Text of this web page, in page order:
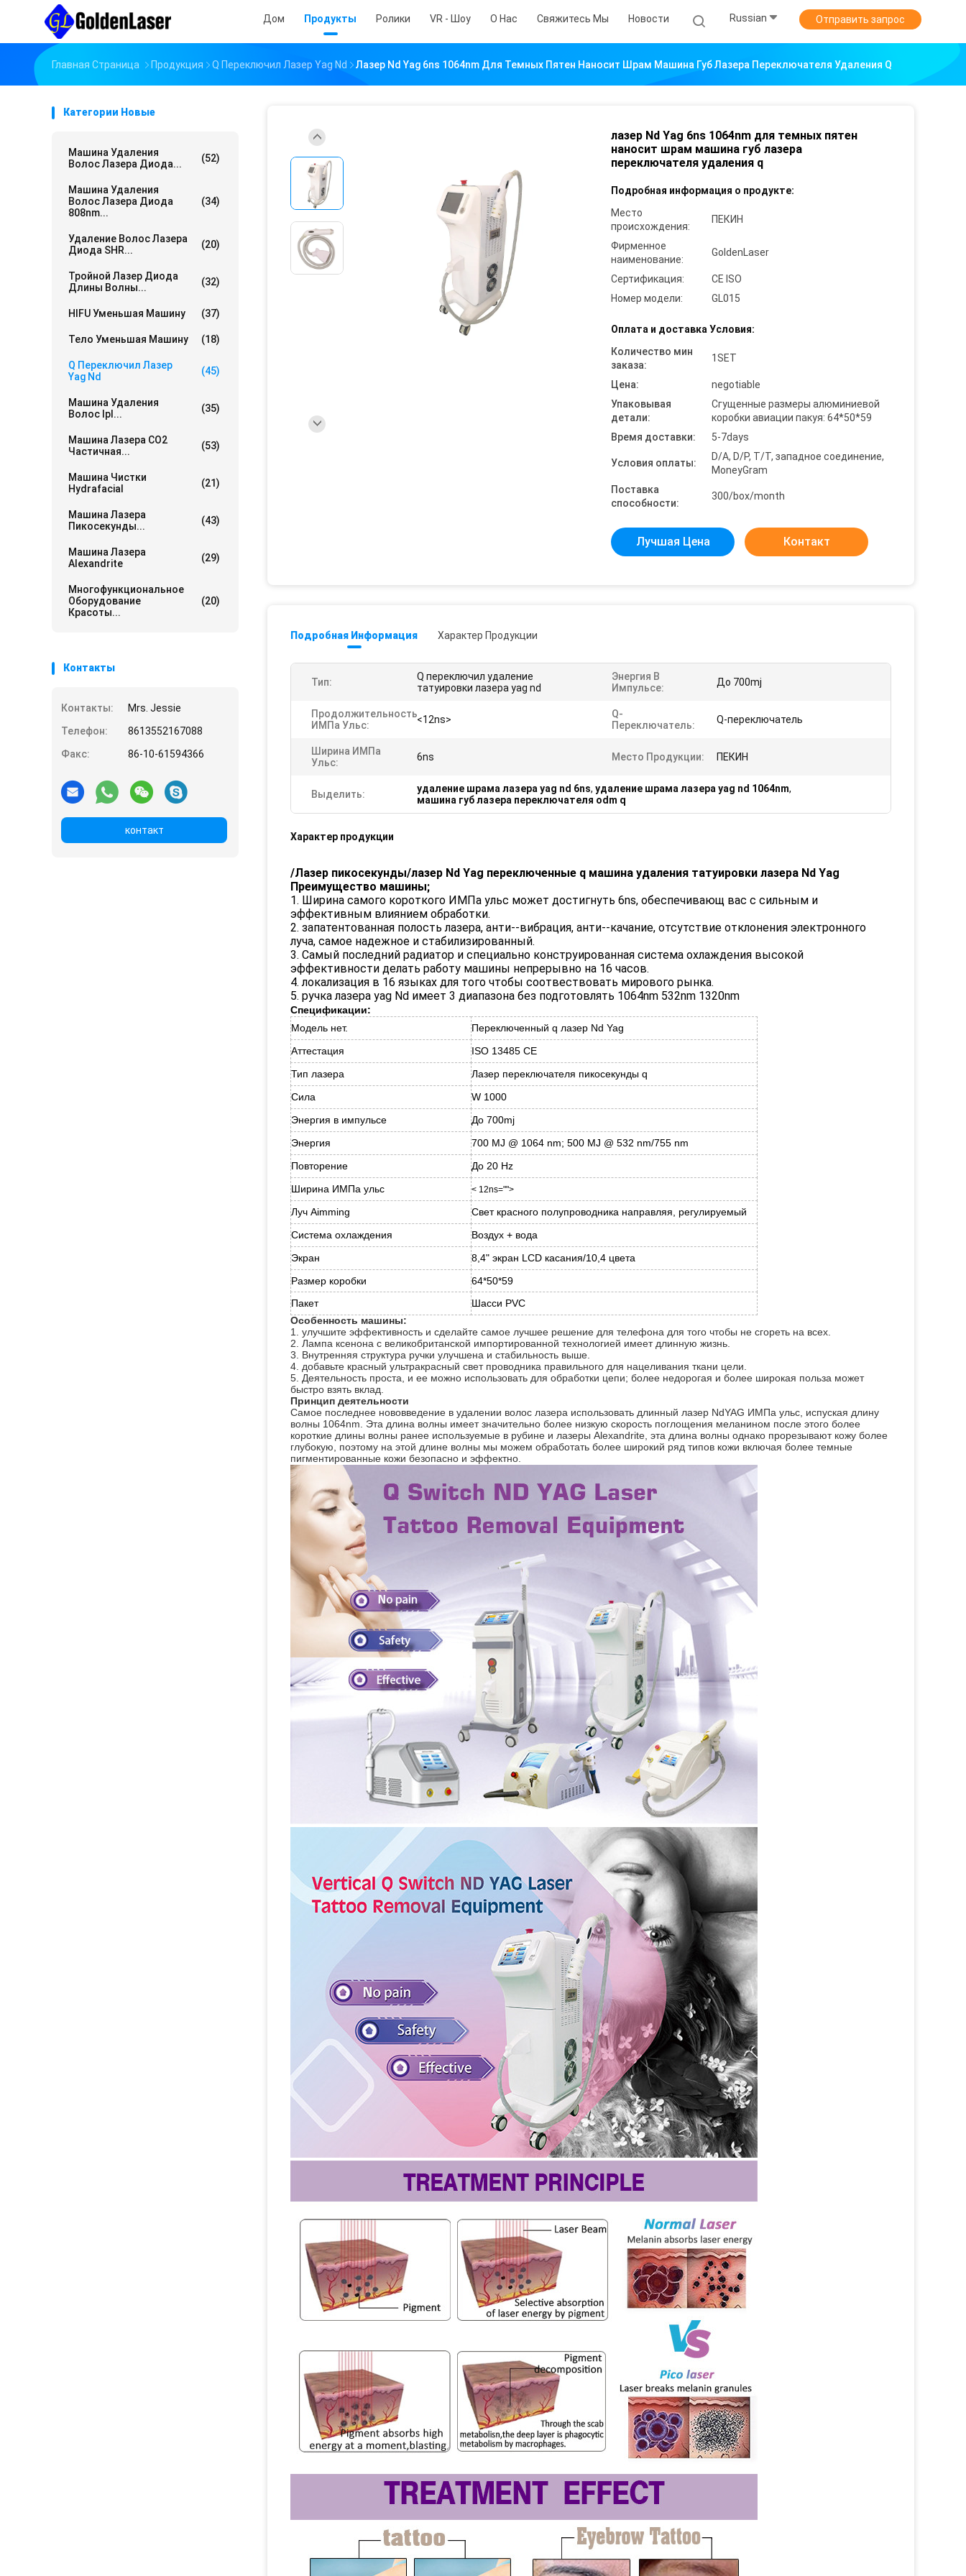
Дом Продукты Ролики VR - Шоу О Нас Свяжитесь Мы Новости Russian Отправить запрос
Главная Страница Продукция Q Переключил Лазер Yag Nd Лазер Nd Yag 6ns 1064nm Для Темных Пятен Наносит Шрам Машина Губ Лазера Переключателя Удаления Q
Категории Новые
Машина Удаления
Волос Лазера Диода...
(52)
Машина Удаления
Волос Лазера Диода
808nm...
(34)
Удаление Волос Лазера
Диода SHR...
(20)
Тройной Лазер Диода
Длины Волны...
(32)
HIFU Уменьшая Машину (37)
Тело Уменьшая Машину (18)
Q Переключил Лазер
Yag Nd
(45)
Машина Удаления
Волос Ipl...
(35)
Машина Лазера СО2
Частичная...
(53)
Машина Чистки
Hydrafacial
(21)
Машина Лазера
Пикосекунды...
(43)
Машина Лазера
Alexandrite
(29)
Многофункциональное
Оборудование
Красоты...
(20)
Контакты
Контакты:
Mrs. Jessie
Телефон:
8613552167088
Факс:
86-10-61594366
контакт
лазер Nd Yag 6ns 1064nm для темных пятен
наносит шрам машина губ лазера
переключателя удаления q
Подробная информация о продукте:
Место
происхождения:
ПЕКИН
Фирменное
наименование:
GoldenLaser
Сертификация:
CE ISO
Номер модели:
GL015
Оплата и доставка Условия:
Количество мин
заказа:
1SET
Цена:
negotiable
Упаковывая
детали:
Сгущенные размеры алюминиевой
коробки авиации пакуя: 64*50*59
Время доставки:
5-7days
Условия оплаты:
D/A, D/P, T/T, западное соединение,
MoneyGram
Поставка
способности:
300/box/month
Лучшая Цена Контакт
Подробная Информация Характер Продукции
Тип:
Q переключил удаление
татуировки лазера yag nd
Энергия В
Импульсе:
До 700mj
Продолжительность
ИМПа Ульс:
<12ns>
Q-
Переключатель:
Q-переключатель
Ширина ИМПа
Ульс:
6ns Место Продукции: ПЕКИН
Выделить: удаление шрама лазера yag nd 6ns, удаление шрама лазера yag nd 1064nm,
машина губ лазера переключателя odm q
Характер продукции
/Лазер пикосекунды/лазер Nd Yag переключенные q машина удаления татуировки лазера Nd Yag
Преимущество машины;
1. Ширина самого короткого ИМПа ульс может достигнуть 6ns, обеспечивающ вас с сильным и
эффективным влиянием обработки.
2. запатентованная полость лазера, анти--вибрация, анти--качание, отсутствие отклонения электронного
луча, самое надежное и стабилизированный.
3. Самый последний радиатор и специально конструированная система охлаждения высокой
эффективности делать работу машины непрерывно на 16 часов.
4. локализация в 16 языках для того чтобы соотвествовать мирового рынка.
5. ручка лазера yag Nd имеет 3 диапазона без подготовлять 1064nm 532nm 1320nm
Спецификации:
Модель нет.
Переключенный q лазер Nd Yag
Аттестация
ISO 13485 CE
Тип лазера
Лазер переключателя пикосекунды q
Сила
W 1000
Энергия в импульсе
До 700mj
Энергия
700 MJ @ 1064 nm; 500 MJ @ 532 nm/755 nm
Повторение
До 20 Hz
Ширина ИМПа ульс
< 12ns="">
Луч Aimming
Свет красного полупроводника направляя, регулируемый
Система охлаждения
Воздух + вода
Экран
8,4" экран LCD касания/10,4 цвета
Размер коробки
64*50*59
Пакет
Шасси PVC
Особенность машины:
1. улучшите эффективность и сделайте самое лучшее решение для телефона для того чтобы не сгореть на всех.
2. Лампа ксенона с великобританской импортированной технологией имеет длинную жизнь.
3. Внутренняя структура ручки улучшена и стабильность выше.
4. добавьте красный ультракрасный свет проводника правильного для нацеливания ткани цели.
5. Деятельность проста, и ее можно использовать для обработки цепи; более недорогая и более широкая польза может
быстро взять вклад.
Принцип деятельности
Самое последнее нововведение в удалении волос лазера использовать длинный лазер NdYAG ИМПа ульс, испуская длину
волны 1064nm. Эта длина волны имеет значительно более низкую скорость поглощения меланином после этого более
короткие длины волны ранее используемые в рубине и лазеры Alexandrite, эта длина волны однако прорезывают кожу более
глубокую, поэтому на этой длине волны мы можем обработать более широкий ряд типов кожи включая более темные
пигментированные кожи безопасно и эффектно.